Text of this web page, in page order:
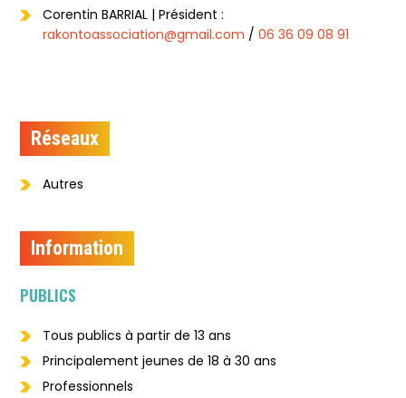
Corentin BARRIAL | Président :
rakontoassociation@gmail.com /06 36 09 08 91
Réseaux
Autres
Information
PUBLICS
Tous publics à partir de 13 ans
Principalement jeunes de 18 à 30 ans
Professionnels